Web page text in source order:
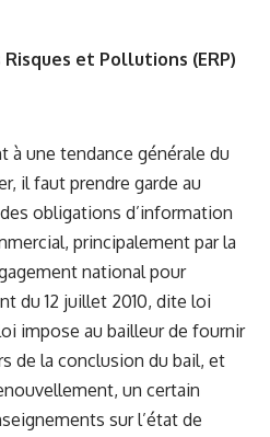
Risques et Pollutions (ERP)
à une tendance générale du
il faut prendre garde au
obligations d’information
principalement par la
national pour
du 12 juillet 2010, dite loi
impose au bailleur de fournir
de la conclusion du bail, et
un certain
sur l’état de